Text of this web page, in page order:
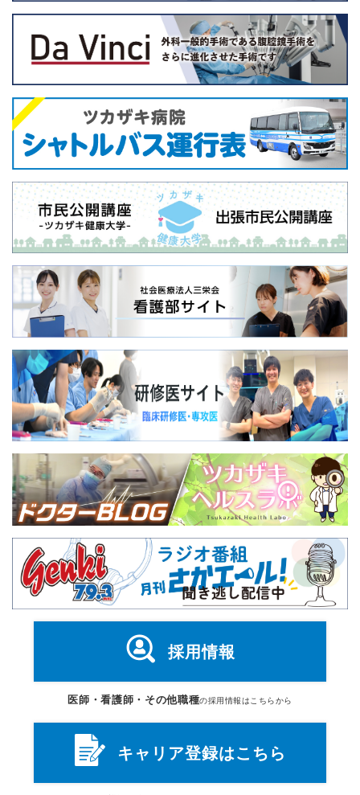
採用情報
医師・看護師・その他職種の採用情報はこちらから
キャリア登録はこちら